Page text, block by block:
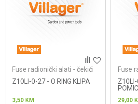
Fuse radionički alati - čekići
Z10LI-0-27 - O RING KLIPA
3,50 KM
Fuse
29,00